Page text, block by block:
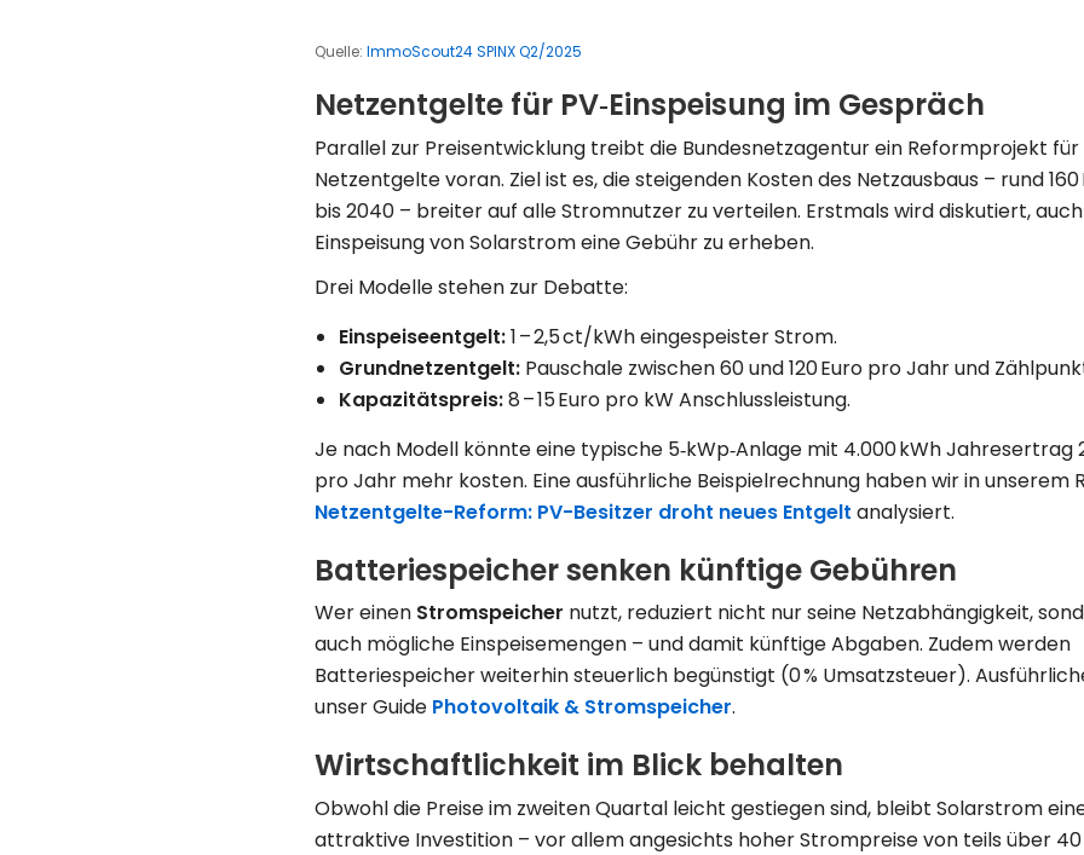
Quelle: ImmoScout24 SPINX Q2/2025
Netzentgelte für PV‑Einspeisung im Gespräch
Parallel zur Preisentwicklung treibt die Bundesnetzagentur ein Reformprojekt für
Netzentgelte voran. Ziel ist es, die steigenden Kosten des Netzausbaus – rund 160
bis 2040 – breiter auf alle Stromnutzer zu verteilen. Erstmals wird diskutiert,
Einspeisung von Solarstrom eine Gebühr zu erheben.
Drei Modelle stehen zur Debatte:
Einspeiseentgelt:1 – 2,5 ct/kWh eingespeister Strom.
Grundnetzentgelt: Pauschale zwischen 60 und 120 Euro pro Jahr und
Kapazitätspreis:8 – 15 Euro pro kW Anschlussleistung.
Je nach Modell könnte eine typische 5‑kWp‑Anlage mit 4.000 kWh Jahresertrag
pro Jahr mehr kosten. Eine ausführliche Beispielrechnung haben wir in unserem
Netzentgelte-Reform: PV-Besitzer droht neues Entgelt analysiert.
Batteriespeicher senken künftige Gebühren
Wer einen Stromspeicher nutzt, reduziert nicht nur seine Netzabhängigkeit,
auch mögliche Einspeisemengen – und damit künftige Abgaben. Zudem werden
Batteriespeicher weiterhin steuerlich begünstigt (0 % Umsatzsteuer).
unser Guide Photovoltaik & Stromspeicher.
Wirtschaftlichkeit im Blick behalten
Obwohl die Preise im zweiten Quartal leicht gestiegen sind, bleibt Solarstrom
attraktive Investition – vor allem angesichts hoher Strompreise von teils über